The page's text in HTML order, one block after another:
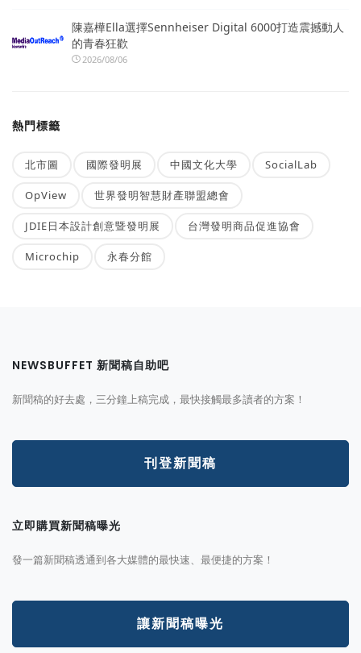
陳嘉樺Ella選擇Sennheiser Digital 6000打造震撼動人
的青春狂歡
2026/08/06
熱門標籤
北市圖 國際發明展 中國文化大學 SocialLab
OpView 世界發明智慧財產聯盟總會
JDIE日本設計創意暨發明展 台灣發明商品促進協會
Microchip 永春分館
NEWSBUFFET 新聞稿自助吧
新聞稿的好去處，三分鐘上稿完成，最快接觸最多讀者的方案！
刊登新聞稿
立即購買新聞稿曝光
發一篇新聞稿透通到各大媒體的最快速、最便捷的方案！
讓新聞稿曝光